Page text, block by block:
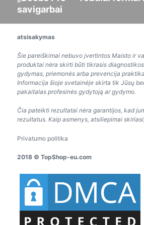
pranešimas:
savigarbai
atsisakymas
Šie pareiškimai nebuvo įvertintos Maisto ir
produktai nėra skirti būti tikrasis
gydymas, priemonės arba prevencija
Informacija šioje svetainėje skirta tik Jūsų
pakaitalas profesinės gydytoją ar gydymo.
Čia pateikti rezultatai nėra garantijos, kad
rezultatus. Kaip asmenys, atsiliepimai
Privatumo politika
2018 © TopShop-eu.com